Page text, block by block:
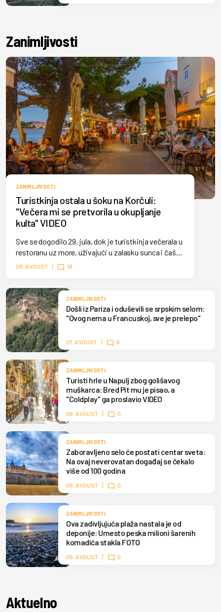
Zanimljivosti
ZANIMLJIVOSTI
Turistkinja ostala u šoku na Korčuli:
"Večera mi se pretvorila u okupljanje
kulta" VIDEO
Sve se dogodilo 29. jula, dok je turistkinja večerala u
restoranu uz more, uživajući u zalasku sunca i čaši
vina. Međutim, mirnu atmosferu iznenada je
08. AVGUST 16
ZANIMLJIVOSTI
Došli iz Pariza i oduševili se srpskim selom:
"Ovog nema u Francuskoj, sve je prelepo"
07. AVGUST 6
ZANIMLJIVOSTI
Turisti hrle u Napulj zbog golišavog
muškarca: Bred Pit mu je pisao, a
"Coldplay" ga proslavio VIDEO
06. AVGUST 0
ZANIMLJIVOSTI
Zaboravljeno selo će postati centar sveta:
Na ovaj neverovatan događaj se čekalo
više od 100 godina
05. AVGUST 0
ZANIMLJIVOSTI
Ova zadivljujuća plaža nastala je od
deponije: Umesto peska milioni šarenih
komadića stakla FOTO
05. AVGUST 0
Aktuelno